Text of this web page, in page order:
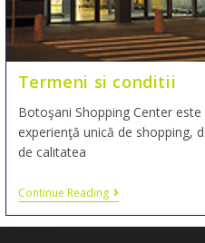
Termeni si conditii
Botoşani Shopping Center
experienţă unică de shopping,
de calitatea
Continue Reading